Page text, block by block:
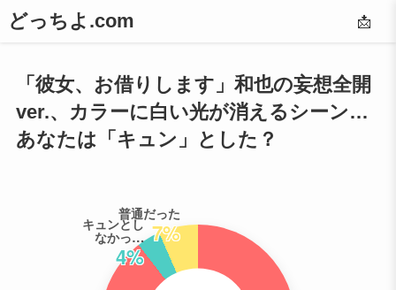
どっちよ.com 📩
「彼女、お借りします」和也の妄想全開
ver.、カラーに白い光が消えるシーン…
あなたは「キュン」とした？
キュンとし
なかっ…
4%
普通だった
7%